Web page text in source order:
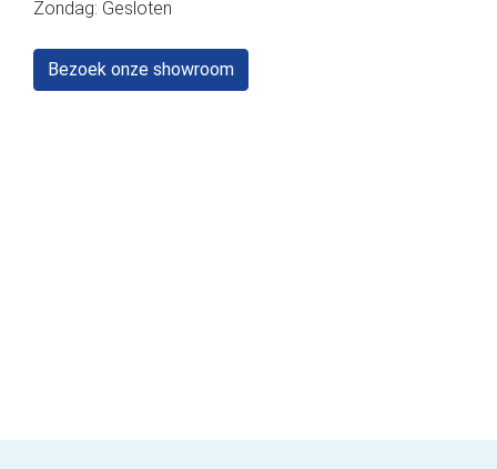
Zondag: Gesloten
Bezoek onze showroom